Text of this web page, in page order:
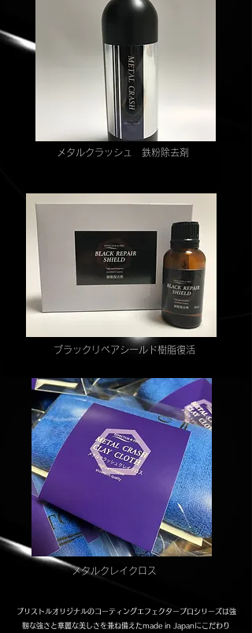
​メタルクラッシュ 鉄粉除去剤
​ブラックリペアシールド樹脂復活
​メタルクレイクロス
​ブリストルオリジナルのコーティングエフェクタープロシリーズは強
靭な強さと華麗な美しさを兼ね備えたmade in Japanにこだわり